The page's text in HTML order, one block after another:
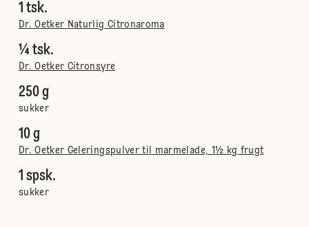
1 tsk.
Dr. Oetker Naturlig Citronaroma
¼ tsk.
Dr. Oetker Citronsyre
250 g
sukker
10 g
Dr. Oetker Geleringspulver til marmelade, 1½ kg frugt
1 spsk.
sukker